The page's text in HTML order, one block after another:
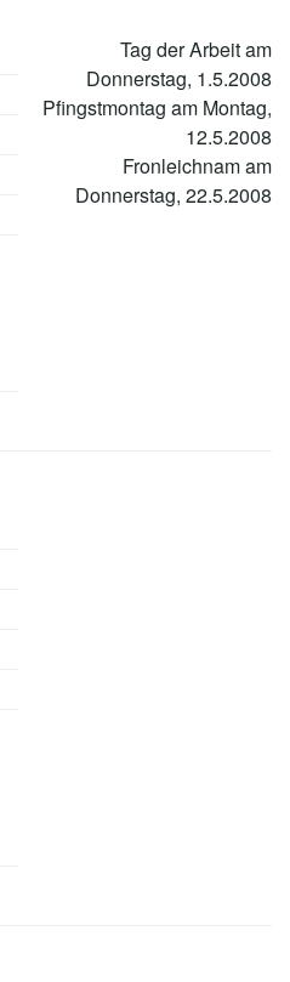
Tag der Arbeit am
Donnerstag, 1.5.2008
Pfingstmontag am Montag,
12.5.2008
Fronleichnam am
Donnerstag, 22.5.2008